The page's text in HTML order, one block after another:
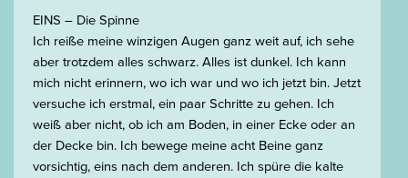
EINS – Die Spinne
Ich reiße meine winzigen Augen ganz weit auf, ich sehe
aber trotzdem alles schwarz. Alles ist dunkel. Ich kann
mich nicht erinnern, wo ich war und wo ich jetzt bin. Jetzt
versuche ich erstmal, ein paar Schritte zu gehen. Ich
weiß aber nicht, ob ich am Boden, in einer Ecke oder an
der Decke bin. Ich bewege meine acht Beine ganz
vorsichtig, eins nach dem anderen. Ich spüre die kalte